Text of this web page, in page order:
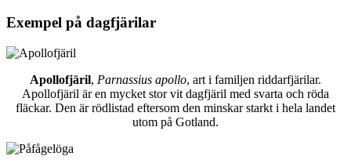
Exempel på dagfjärilar
Apollofjäril, Parnassius apollo, art i familjen riddarfjärilar.
Apollofjäril är en mycket stor vit dagfjäril med svarta och röda
fläckar. Den är rödlistad eftersom den minskar starkt i hela landet
utom på Gotland.